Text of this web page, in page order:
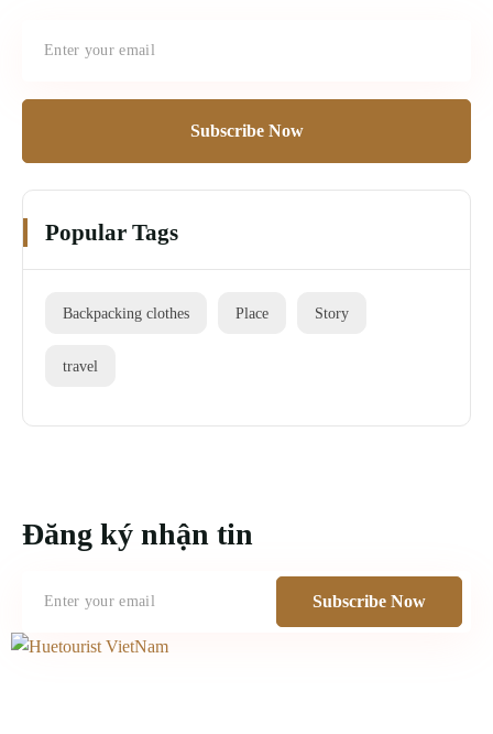
Subscribe Now
Popular Tags
Backpacking clothes Place Story
travel
Đăng ký nhận tin
Subscribe Now